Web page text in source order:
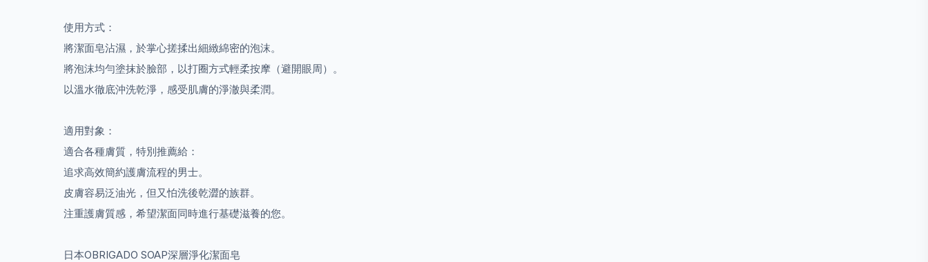
使用方式：
將潔面皂沾濕，於掌心搓揉出細緻綿密的泡沫。
將泡沫均勻塗抹於臉部，以打圈方式輕柔按摩（避開眼周）。
以溫水徹底沖洗乾淨，感受肌膚的淨澈與柔潤。
適用對象：
適合各種膚質，特別推薦給：
追求高效簡約護膚流程的男士。
皮膚容易泛油光，但又怕洗後乾澀的族群。
注重護膚質感，希望潔面同時進行基礎滋養的您。
​日本OBRIGADO SOAP深層淨化潔面皂